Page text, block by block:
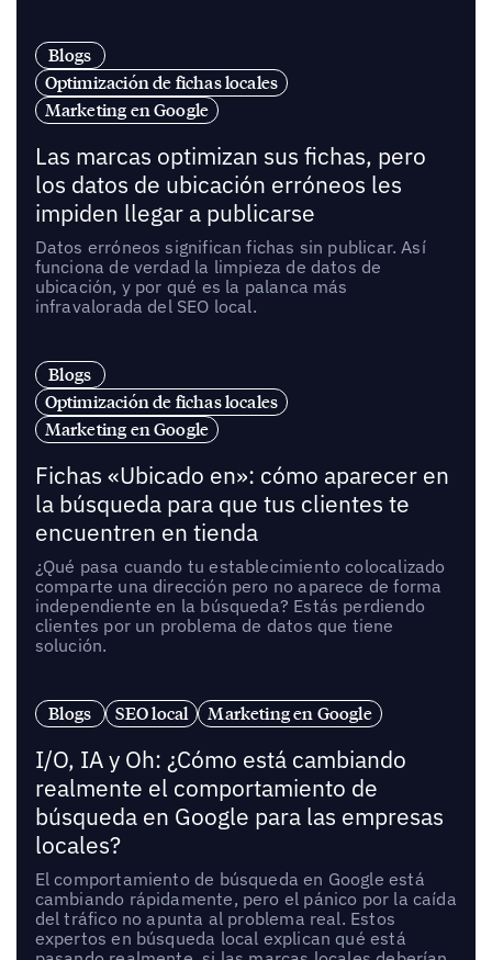
Blogs
Optimización de fichas locales
Marketing en Google
Las marcas optimizan sus fichas, pero
los datos de ubicación erróneos les
impiden llegar a publicarse
Datos erróneos significan fichas sin publicar. Así
funciona de verdad la limpieza de datos de
ubicación, y por qué es la palanca más
infravalorada del SEO local.
Blogs
Optimización de fichas locales
Marketing en Google
Fichas «Ubicado en»: cómo aparecer en
la búsqueda para que tus clientes te
encuentren en tienda
¿Qué pasa cuando tu establecimiento colocalizado
comparte una dirección pero no aparece de forma
independiente en la búsqueda? Estás perdiendo
clientes por un problema de datos que tiene
solución.
Blogs SEO local Marketing en Google
I/O, IA y Oh: ¿Cómo está cambiando
realmente el comportamiento de
búsqueda en Google para las empresas
locales?
El comportamiento de búsqueda en Google está
cambiando rápidamente, pero el pánico por la caída
del tráfico no apunta al problema real. Estos
expertos en búsqueda local explican qué está